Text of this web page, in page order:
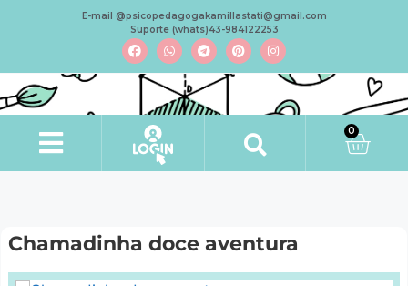
E-mail @psicopedagogakamillastati@gmail.com
Suporte (whats)43-984122253
0
Chamadinha doce aventura